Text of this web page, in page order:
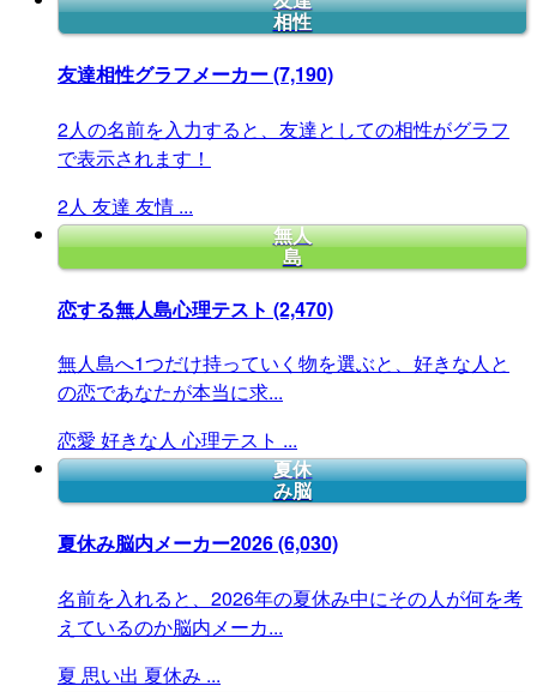
相性
友達相性グラフメーカー(7,190)
2人の名前を入力すると、友達としての相性がグラフ
で表示されます！
2人 友達 友情 ...
無人
島
恋する無人島心理テスト (2,470)
無人島へ1つだけ持っていく物を選ぶと、好きな人と
の恋であなたが本当に求...
恋愛 好きな人 心理テスト ...
夏休
み脳
夏休み脳内メーカー2026(6,030)
名前を入れると、2026年の夏休み中にその人が何を考
えているのか脳内メーカ...
夏 思い出 夏休み ...